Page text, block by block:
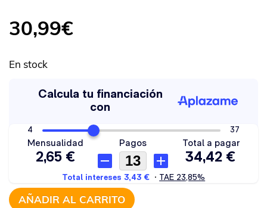
30,99€
En stock
AÑADIR AL CARRITO